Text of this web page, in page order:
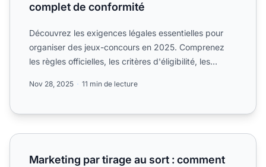
complet de conformité
Découvrez les exigences légales essentielles pour
organiser des jeux-concours en 2025. Comprenez
les règles officielles, les critères d'éligibilité, les
Nov 28, 2025 11 min de lecture
Marketing par tirage au sort : comment ça fonctionne
Marketing par tirage au sort : comment